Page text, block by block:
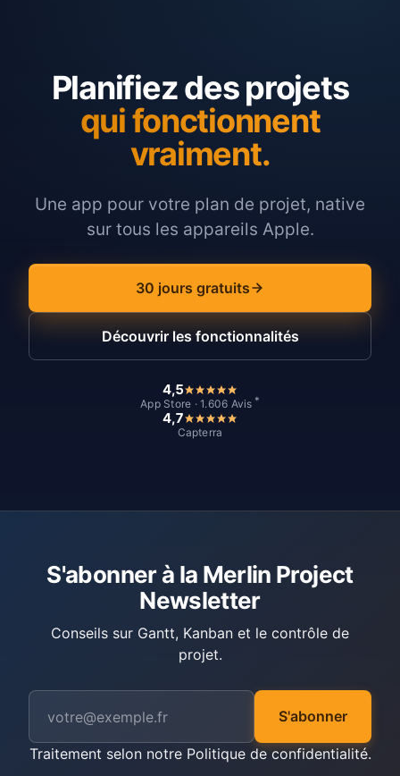
Planifiez des projets
qui fonctionnent
vraiment.
Une app pour votre plan de projet, native
sur tous les appareils Apple.
30 jours gratuits
Découvrir les fonctionnalités
4,5
App Store · 1.606 Avis *
4,7
Capterra
S'abonner à la Merlin Project
Newsletter
Conseils sur Gantt, Kanban et le contrôle de
projet.
S'abonner
Traitement selon notre Politique de confidentialité.